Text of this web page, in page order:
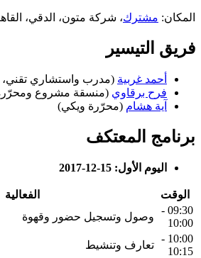
المكان: مشترك، شركة متون، الدقي،
فريق التيسير
أحمد غربية (مدرب واستشاري
فرح برقاوي (منسقة مشروع
آية هشام (محرّرة ويكي)
برنامج المعتكف
اليوم الأول: 15-12-2017
الوقت
الفعالية
09:30 -
10:00
وصول وتسجيل حضور وقهوة
10:00 -
10:15
تعارف وتنشيط